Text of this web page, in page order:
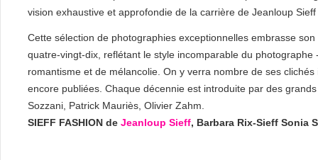
vision exhaustive et approfondie de la carrière de Jeanloup
Cette sélection de photographies exceptionnelles embrasse
quatre-vingt-dix, reflétant le style incomparable du photographe
romantisme et de mélancolie. On y verra nombre de ses
encore publiées. Chaque décennie est introduite par des
Sozzani, Patrick Mauriès, Olivier Zahm.
SIEFF FASHION de Jeanloup Sieff, Barbara Rix-Sieff Sonia